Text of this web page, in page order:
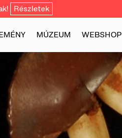
Részletek
MÚZEUM WEBSHOP